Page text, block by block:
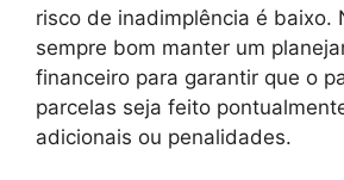
risco de inadimplência é baixo.
sempre bom manter um
financeiro para garantir que o
parcelas seja feito
adicionais ou penalidades.